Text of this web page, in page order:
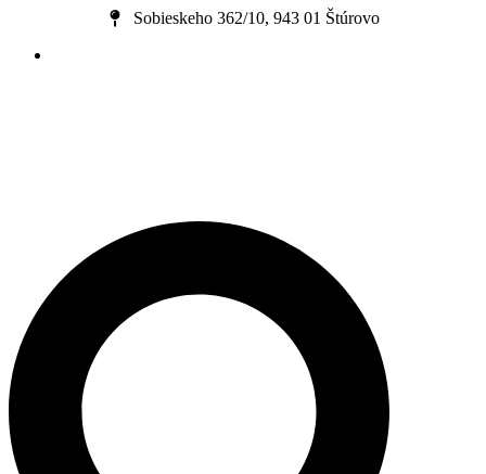
obsah
Sobieskeho 362/10, 943 01 Štúrovo